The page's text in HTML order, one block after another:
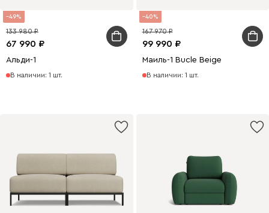
49
67 990
133 980
Альди-1
В наличии: 1 шт.
40
99 990
167 970
Маиль-1 Bucle Beige
В наличии: 1 шт.